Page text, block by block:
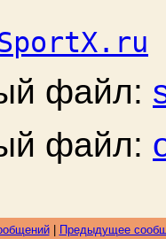
файл:
файл:
| Предыдущее